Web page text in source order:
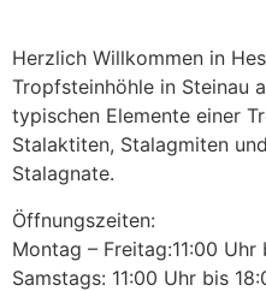
Herzlich Willkommen in
Tropfsteinhöhle in Steinau
typischen Elemente einer
Stalaktiten, Stalagmiten
Stalagnate.
Öffnungszeiten:
Montag – Freitag:11:00 Uhr
Samstags: 11:00 Uhr bis